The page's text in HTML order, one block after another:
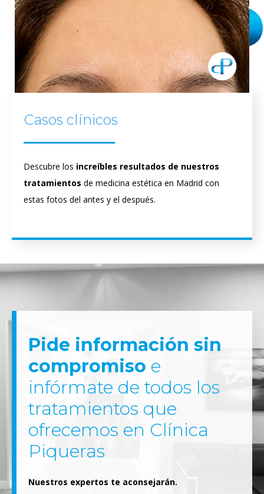
Casos clínicos
Descubre los increíbles resultados de nuestros
tratamientos de medicina estética en Madrid con
estas fotos del antes y el después.
Pide información sin
compromiso e
infórmate de todos los
tratamientos que
ofrecemos en Clínica
Piqueras
Nuestros expertos te aconsejarán.